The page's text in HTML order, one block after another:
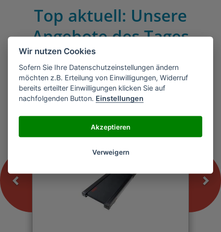
Top aktuell: Unsere
Angebote des Tages
U.N.O. Fitness LTX 5 PRO Laufband
Previous
Wir nutzen Cookies
Sofern Sie Ihre Datenschutzeinstellungen ändern
möchten z.B. Erteilung von Einwilligungen, Widerruf
bereits erteilter Einwilligungen klicken Sie auf
nachfolgenden Button. Einstellungen
Akzeptieren
Verweigern